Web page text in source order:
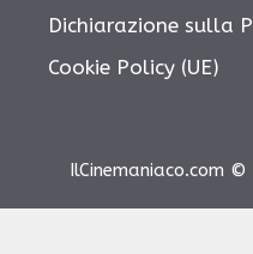
Dichiarazione sulla
Cookie Policy (UE)
IlCinemaniaco.com